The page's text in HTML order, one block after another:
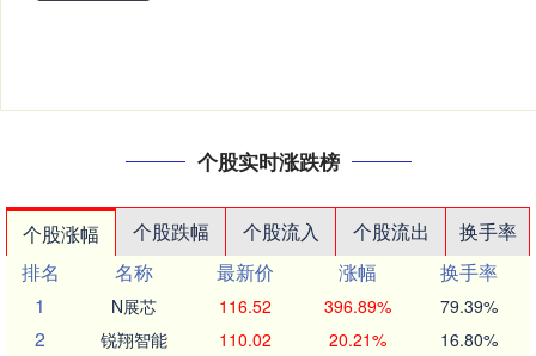
个股实时涨跌榜
个股涨幅 个股跌幅 个股流入 个股流出
换手率
排名
名称 最新价 涨幅
换手率
1
N展芯 116.52 396.89% 79.39%
2 锐翔智能 110.02 20.21% 16.80%